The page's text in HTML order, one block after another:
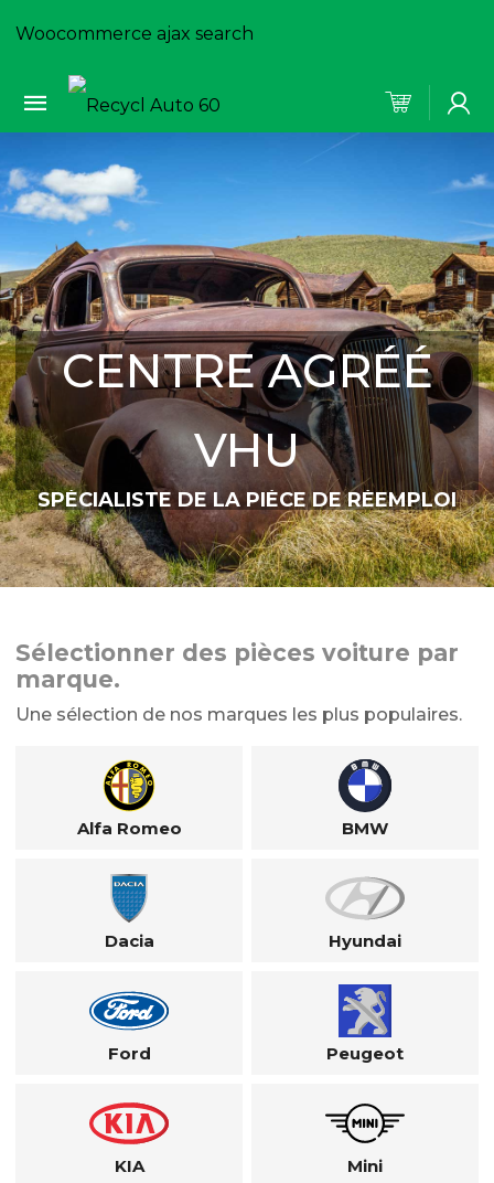
Woocommerce ajax search
CENTRE AGRÉÉ
VHU
SPÉCIALISTE DE LA PIÈCE DE RÉEMPLOI
Sélectionner des pièces voiture par
marque.
Une sélection de nos marques les plus populaires.
Alfa Romeo BMW
Dacia Hyundai
Ford Peugeot
KIA Mini